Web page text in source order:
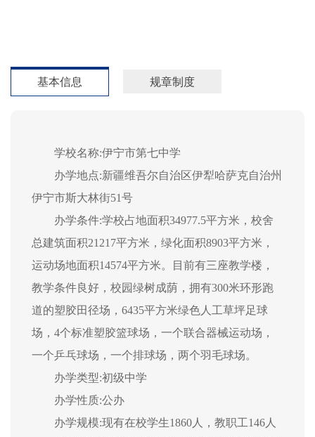
基本信息 规章制度
学校名称:伊宁市第七中学
办学地点:新疆维吾尔自治区伊犁哈萨克自治州
伊宁市斯大林街51号
办学条件:学校占地面积34977.5平方米，校舍
总建筑面积21217平方米，绿化面积8903平方米，
运动场地面积14574平方米。目前有三座教学楼，
教学条件良好，校园绿树成荫，拥有300米环形跑
道的塑胶田径场，6435平方米绿色人工草坪足球
场，4个标准塑胶篮球场，一个联合器械运动场，
一个乒乓球场，一个排球场，两个羽毛球场。
办学类型:初级中学
办学性质:公办
办学规模:现有在校学生1860人，教职工146人